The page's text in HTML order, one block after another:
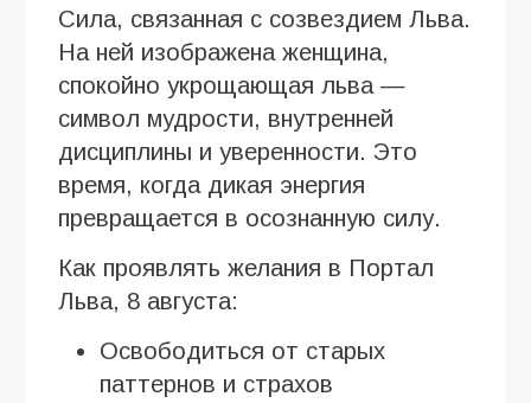
Сила, связанная с созвездием Льва.
На ней изображена женщина,
спокойно укрощающая льва —
символ мудрости, внутренней
дисциплины и уверенности. Это
время, когда дикая энергия
превращается в осознанную силу.
Как проявлять желания в Портал
Льва, 8 августа:
Освободиться от старых
паттернов и страхов